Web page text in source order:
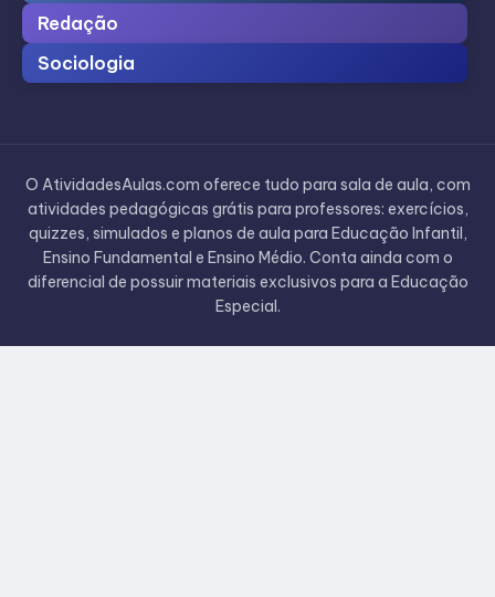
Redação
Sociologia
O AtividadesAulas.com oferece tudo para sala de aula, com
atividades pedagógicas grátis para professores: exercícios,
quizzes, simulados e planos de aula para Educação Infantil,
Ensino Fundamental e Ensino Médio. Conta ainda com o
diferencial de possuir materiais exclusivos para a Educação
Especial.